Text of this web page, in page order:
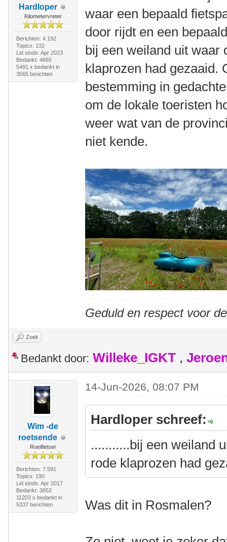
Hardloper
Kilometervreter
Berichten: 4.192
Topics: 132
Lid sinds: Apr 2023
Bedankt: 4665
5491 x bedankt in
3565 berichten
waar een bepaald
door rijdt en een
bij een weiland uit waar
klaprozen had gezaaid.
bestemming in
om de lokale toeristen
weer wat van de
niet kende.
Geduld en respect voor
Zoek
Bedankt door: Willeke_IGKT ,
Wim -de
roetsende
Roeifietser
Berichten: 7.591
Topics: 190
Lid sinds: Apr 2017
Bedankt: 3653
11203 x bedankt in
5337 berichten
14-Jun-2026, 08:07 PM
Hardloper schreef:
...........bij een weiland
rode klaprozen had
Was dit in Rosmalen?